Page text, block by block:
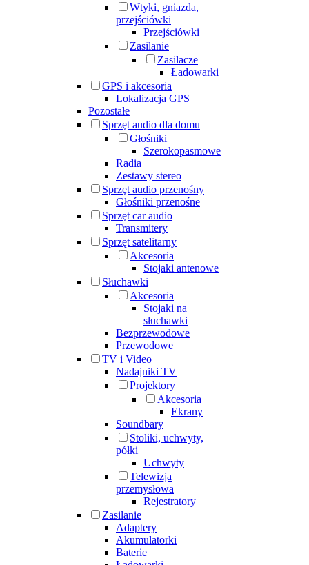
Wtyki, gniazda,
przejściówki
Przejściówki
Zasilanie
Zasilacze
Ładowarki
GPS i akcesoria
Lokalizacja GPS
Pozostałe
Sprzęt audio dla domu
Głośniki
Szerokopasmowe
Radia
Zestawy stereo
Sprzęt audio przenośny
Głośniki przenośne
Sprzęt car audio
Transmitery
Sprzęt satelitarny
Akcesoria
Stojaki antenowe
Słuchawki
Akcesoria
Stojaki na
słuchawki
Bezprzewodowe
Przewodowe
TV i Video
Nadajniki TV
Projektory
Akcesoria
Ekrany
Soundbary
Stoliki, uchwyty,
półki
Uchwyty
Telewizja
przemysłowa
Rejestratory
Zasilanie
Adaptery
Akumulatorki
Baterie